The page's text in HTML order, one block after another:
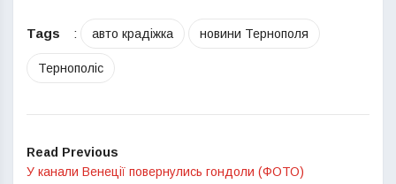
Tags : авто крадіжка новини Тернополя
Тернополіс
Read Previous
У канали Венеції повернулись гондоли (ФОТО)